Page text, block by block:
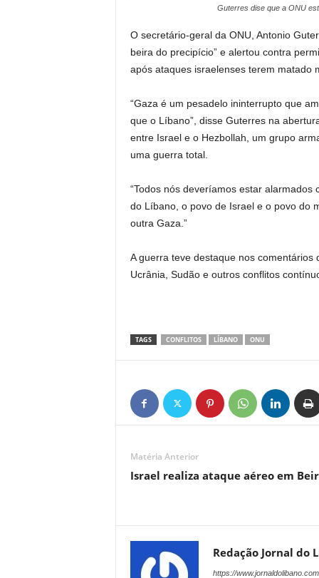
Guterres dise que a ONU
O secretário-geral da ONU, Antonio
beira do precipício” e alertou contra
após ataques israelenses terem matado
“Gaza é um pesadelo ininterrupto que
que o Líbano”, disse Guterres na
entre Israel e o Hezbollah, um grupo
uma guerra total.
“Todos nós deveríamos estar
do Líbano, o povo de Israel e o povo do
outra Gaza.”
A guerra teve destaque nos comentários
Ucrânia, Sudão e outros conflitos
TAGS CONFLITOS LÍBANO ONU
Matéria Anterior
Israel realiza ataque aéreo em
Redação Jornal do
https://